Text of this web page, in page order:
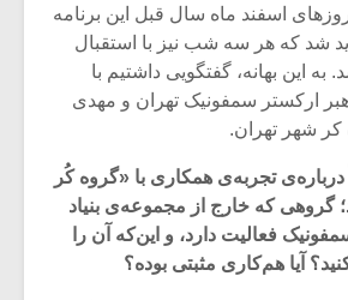
روزهای اسفند ماه سال قبل این برنامه
شد که هر سه شب نیز با استقبال
این بهانه، گفتگویی داشتیم با
ارکستر سمفونیک تهران و مهدی
شهر تهران.
درباره‌ی تجربه‌ی همکاری با «گروه کُر
گروهی که خارج از مجموعه‌ی بنیاد
فعالیت دارد، و این‌که آن را
آیا هم‌کاری مثبتی بوده؟